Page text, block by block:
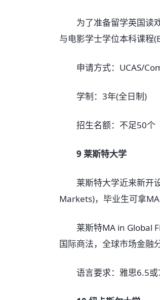
为了准备留学英国读戏
与电影学士学位本科课程
申请方式：UCAS/
学制：3年(全日制)
招生名额：不足50个
9 莱斯特大学
莱斯特大学近来新开
Markets)，毕业生可拿
莱斯特MA in Global
国际商法，全球市场金融
语言要求：雅思6.5或